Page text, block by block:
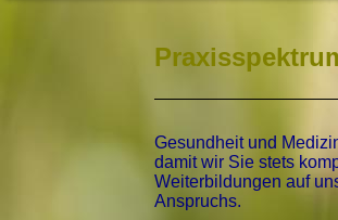
Gesundheit und
damit wir Sie stets
Weiterbildungen auf
Anspruchs.